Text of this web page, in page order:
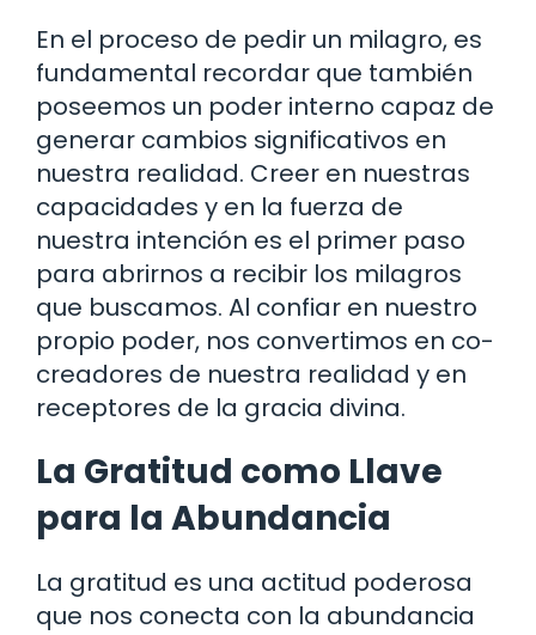
En el proceso de pedir un milagro, es
fundamental recordar que también
poseemos un poder interno capaz de
generar cambios significativos en
nuestra realidad. Creer en nuestras
capacidades y en la fuerza de
nuestra intención es el primer paso
para abrirnos a recibir los milagros
que buscamos. Al confiar en nuestro
propio poder, nos convertimos en co-
creadores de nuestra realidad y en
receptores de la gracia divina.
La Gratitud como Llave
para la Abundancia
La gratitud es una actitud poderosa
que nos conecta con la abundancia